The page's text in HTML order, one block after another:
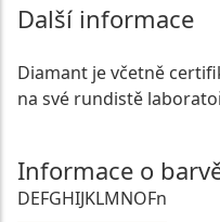
Další informace
Diamant je včetně
na své rundistě
Informace o
DEFGHIJKLMNOFn